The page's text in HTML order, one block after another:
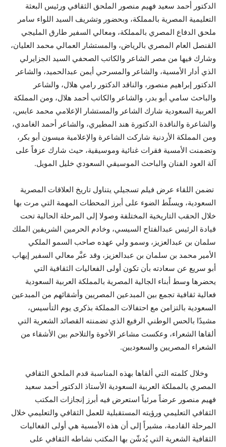
الدكتور أحمد سعيد فهيم منصور الملحق الثقافي ورئيس البعثة
التعليمية المصرية بالمملكة، وبحضور وتشريف السيد اللواء سامر
ملحق الدفاع المصري بالمملكة، ومعالي السفير طارق المليجي
القنصل العام المصري بالرياض، والمستشار العمالي محمد العليان،
وشارك فيها من مصر الشاعر والكاتب الصحفي السيد الجزايرلي
الذي أدار الأمسية، والشاعر والمسرحي أيمن عبدالحميد، والشاعر
الدكتور إبراهيم منصور، والناقد الدكتور رامي هلال، والشاعر
والباحث سامي أبو بدر، والشاعر والكاتب أحمد هلال، ومن المملكة
العربية السعودية شارك الشاعر والمستشار الإعلامي محمد عابس،
والشاعرة والناقدة الدكتورة هند المطيري، والشاعر أحمد الغامدي،
ومن المملكة الأردنية شاركت الشاعرة والإعلامية ميسون أبو بكر،
وتضمنت الأمسية فقرات غنائية وموسيقية، حيث شارك عزفاً على
آلة العود الفنان والباحث الموسيقي السعودي خليل المويل.
تضمن اللقاء عرض فيلم تسجيلي يتناول تاريخ العلاقات المصرية
السعودية، ويسلّط الضوء على أبرز المحطات المهمة التي مرت بها
خلال الحقب التاريخية المختلفة وصولا إلى المرحلة الحالية تحت
قيادة الرئيس عبدالفتاح السيسي، وخادم الحرمين الشريفين الملك
سلمان بن عبدالعزيز، وسمو ولي عهده صاحب السمو الملكي
الأمير محمد بن سلمان بن عبدالعزيز، وقد عبَّر معالي السفير إيهاب
أبو سريع عن سعادته بأن تكون أولى الفعاليات الثقافية التي
يحضرها وسط أبناء الجالية المصرية بالمملكة العربية السعودية
فعالية ثقافية تجمع بين المبدعين المصريين وأشقائهم من المبدعين
السعودية بالتزامن مع احتفالات المملكة بذكرى يوم التأسيس،
مشيدًا بالحس الوطني الرفيع الذي تضمنته القصائد الشعرية التي
ألقاها الشعراء، وعكست مشاعر الأخوة والتلاحم بين الأشقاء من
الشعراء المصريين والسعوديين.
وخلال كلمته التي ألقاها بهذه المناسبة قدم الملحق الثقافي
المصري بالمملكة العربية السعودية الأستاذ الدكتور أحمد سعيد
فهيم منصور عرضاً مرئياً استعرض فيه أبرز إنجازات المكتب
الثقافي التعليمي ورؤيته المستقبلية للعمل الثقافي والتعليمي خلال
المرحلة القادمة، مشيراً إلى أن هذه الأمسية هي أولى الفعاليات
الثقافية الشعرية التي يُدشّن بها المكتب نشاطه الثقافي على